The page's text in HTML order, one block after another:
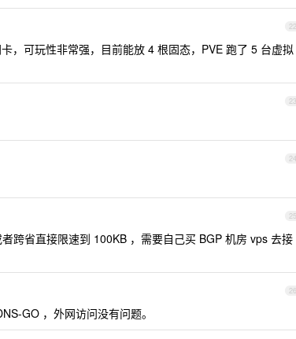
22
，可玩性非常强，目前能放 4 根固态，PVE 跑了 5 台虚拟
23
24
25
跨省直接限速到 100KB ，需要自己买 BGP 机房 vps 去接
26
GO ，外网访问没有问题。